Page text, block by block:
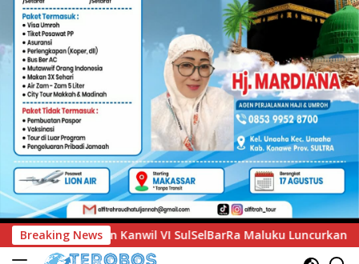
Breaking News
Maluku Luncurkan Program PANDE EMAS untuk